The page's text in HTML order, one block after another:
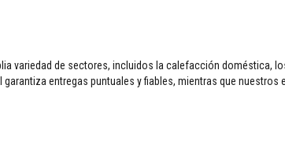
variedad de sectores, incluidos la calefacción doméstica,
entregas puntuales y fiables, mientras que